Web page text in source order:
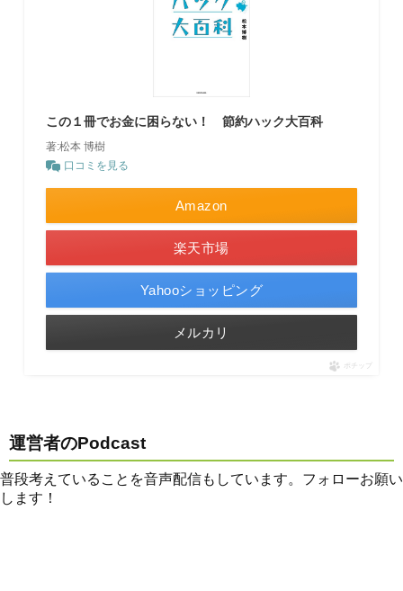
この１冊でお金に困らない！ 節約ハック大百科
著:松本 博樹
口コミを見る
Amazon
楽天市場
Yahooショッピング
メルカリ
ポチップ
運営者のPodcast
普段考えていることを音声配信もしています。フォローお願い
します！